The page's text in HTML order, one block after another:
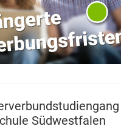
Südwestfalen